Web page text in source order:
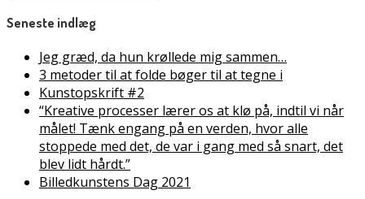
Seneste indlæg
Jeg græd, da hun krøllede mig sammen…
3 metoder til at folde bøger til at tegne i
Kunstopskrift #2
“Kreative processer lærer os at klø på, indtil vi når
målet! Tænk engang på en verden, hvor alle
stoppede med det, de var i gang med så snart, det
blev lidt hårdt.”
Billedkunstens Dag 2021